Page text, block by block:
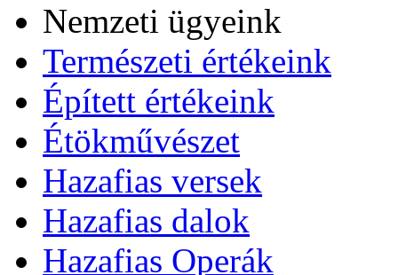
Nemzeti ügyeink
Természeti értékeink
Épített értékeink
Étökművészet
Hazafias versek
Hazafias dalok
Hazafias Operák